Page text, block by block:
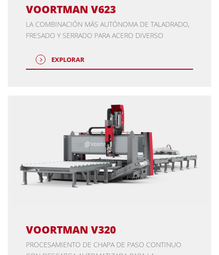
VOORTMAN V623
LA COMBINACIÓN MÁS AUTÓNOMA DE TALADRADO,
FRESADO Y SERRADO PARA ACERO DIVERSO
EXPLORAR
VOORTMAN V320
PROCESAMIENTO DE CHAPA DE PASO CONTINUO